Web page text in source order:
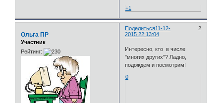
+1
Поделиться 2
11-12-
2015 22:13:04
Ольга ПР
Участник
Рейтинг:
Интересно, кто в числе
"многих других"? Ладно,
подождем и посмотрим!
0